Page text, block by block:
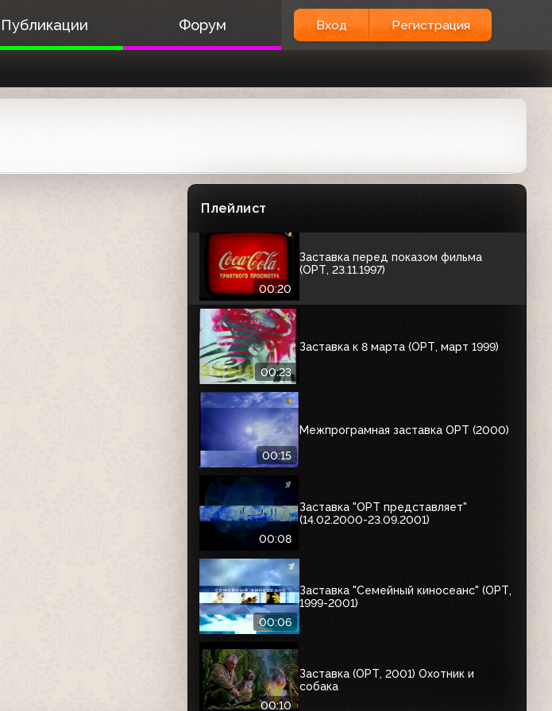
Публикации Форум Вход Регистрация
Плейлист
Заставка "Кино на ОРТ" (01.01.1997-
30.09.2000)
Заставка "Кино на ОРТ" (01.01.1997-
30.09.2000) Другая музыка
00:58
00:20
Заставка перед показом фильма
(ОРТ, 23.11.1997)
00:23
Заставка к 8 марта (ОРТ, март 1999)
00:15
Межпрограмная заставка ОРТ (2000)
00:08
Заставка "ОРТ представляет"
(14.02.2000-23.09.2001)
00:06
Заставка "Семейный киносеанс" (ОРТ,
1999-2001)
00:10
Заставка (ОРТ, 2001) Охотник и
собака